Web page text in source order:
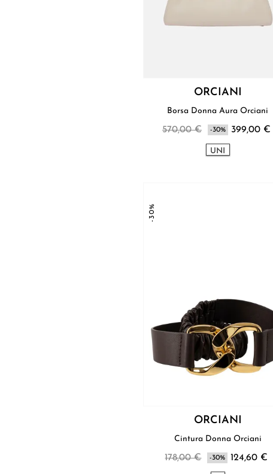
ORCIANI
Borsa Donna Aura Orciani
570,00 € -30% 399,00 €
UNI
-30%
ORCIANI
Cintura Donna Orciani
178,00 € -30% 124,60 €